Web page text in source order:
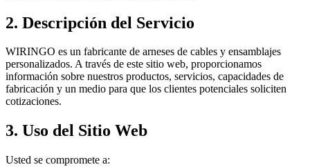
2. Descripción del Servicio
WIRINGO es un fabricante de arneses de cables y ensamblajes
personalizados. A través de este sitio web, proporcionamos
información sobre nuestros productos, servicios, capacidades de
fabricación y un medio para que los clientes potenciales soliciten
cotizaciones.
3. Uso del Sitio Web
Usted se compromete a: